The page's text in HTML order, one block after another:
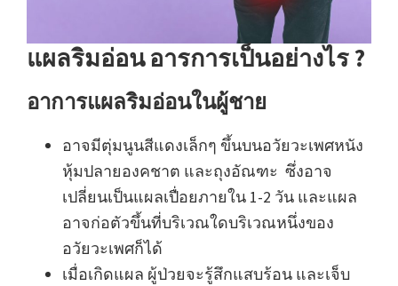
แผลริมอ่อน อารการเป็นอย่างไร ?
อาการแผลริมอ่อนในผู้ชาย
อาจมีตุ่มนูนสีแดงเล็กๆ ขึ้นบนอวัยวะเพศหนัง
หุ้มปลายองคชาต และถุงอัณฑะ ซึ่งอาจ
เปลี่ยนเป็นแผลเปื่อยภายใน 1-2 วัน และแผล
อาจก่อตัวขึ้นที่บริเวณใดบริเวณหนึ่งของ
อวัยวะเพศก็ได้
เมื่อเกิดแผล ผู้ป่วยจะรู้สึกแสบร้อน และเจ็บ